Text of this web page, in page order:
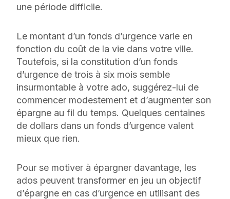
une période difficile.
Le montant d’un fonds d’urgence varie en
fonction du coût de la vie dans votre ville.
Toutefois, si la constitution d’un fonds
d’urgence de trois à six mois semble
insurmontable à votre ado, suggérez-lui de
commencer modestement et d’augmenter son
épargne au fil du temps. Quelques centaines
de dollars dans un fonds d’urgence valent
mieux que rien.
Pour se motiver à épargner davantage, les
ados peuvent transformer en jeu un objectif
d’épargne en cas d’urgence en utilisant des